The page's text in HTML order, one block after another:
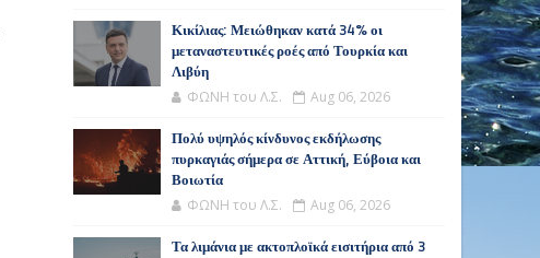
Κικίλιας: Μειώθηκαν κατά 34% οι
μεταναστευτικές ροές από Τουρκία και
Λιβύη
ΦΩΝΗ του Λ.Σ. Aug 06, 2026
Πολύ υψηλός κίνδυνος εκδήλωσης
πυρκαγιάς σήμερα σε Αττική, Εύβοια και
Βοιωτία
ΦΩΝΗ του Λ.Σ. Aug 06, 2026
Τα λιμάνια με ακτοπλοϊκά εισιτήρια από 3